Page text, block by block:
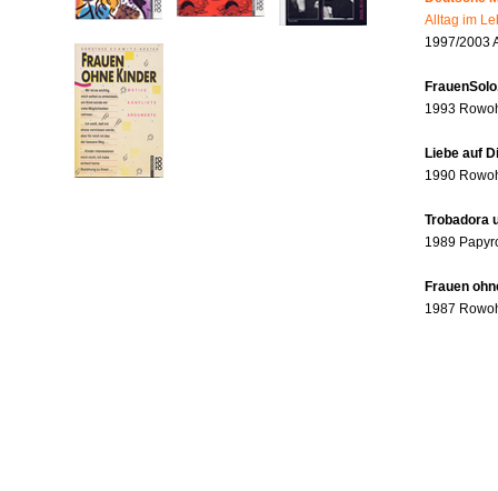
Alltag im
1997/2003
1993
Liebe auf
1990
Trobadora
1989
Frauen
1987